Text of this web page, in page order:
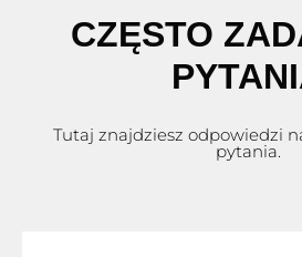
CZĘSTO
Tutaj znajdziesz odpowiedzi
pytania.